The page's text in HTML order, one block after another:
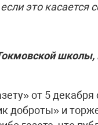
это касается
от 5
доброты» и